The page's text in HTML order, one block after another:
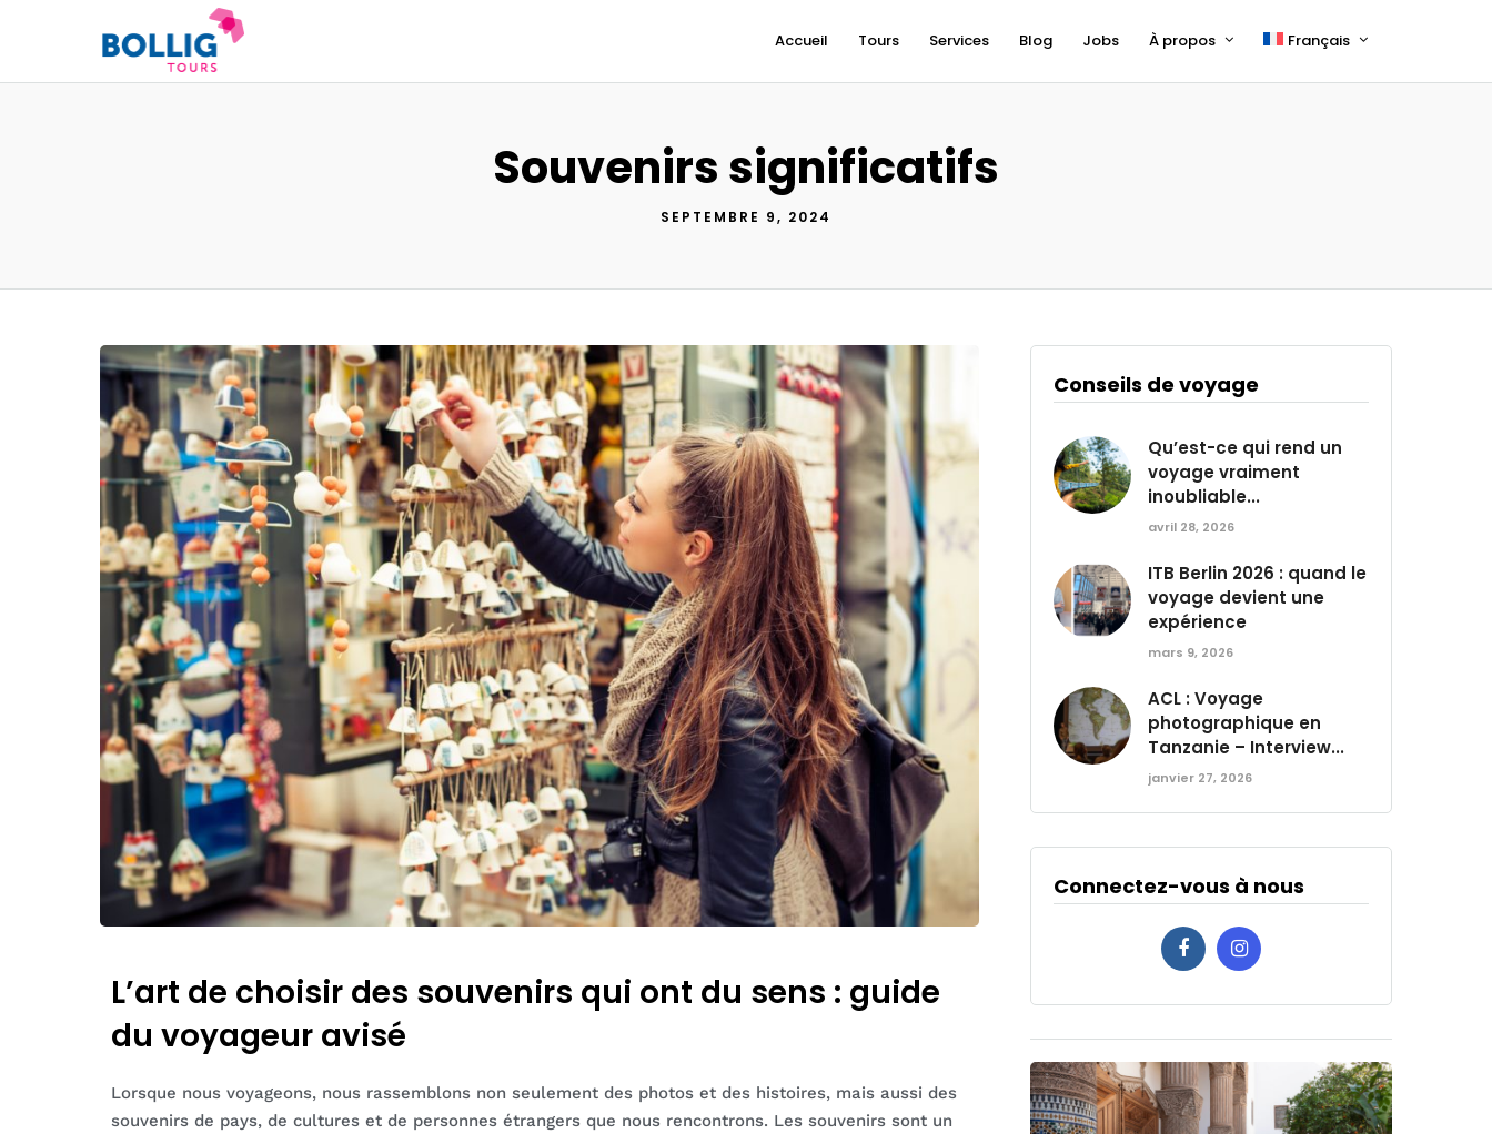
Accueil Tours Services Blog Jobs À propos Français
Souvenirs significatifs
SEPTEMBRE 9, 2024
L’art de choisir des souvenirs qui ont du sens : guide
du voyageur avisé
Lorsque nous voyageons, nous rassemblons non seulement des photos et des histoires, mais aussi des
souvenirs de pays, de cultures et de personnes étrangers que nous rencontrons. Les souvenirs sont un
Conseils de voyage
Qu’est-ce qui rend un
voyage vraiment
inoubliable...
avril 28, 2026
ITB Berlin 2026 : quand le
voyage devient une
expérience
mars 9, 2026
ACL : Voyage
photographique en
Tanzanie – Interview...
janvier 27, 2026
Connectez-vous à nous